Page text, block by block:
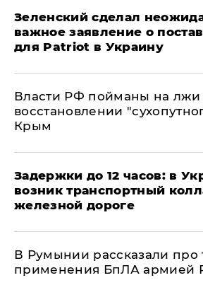
Зеленский сделал
важное заявление о
для Patriot в Украину
Власти РФ пойманы на лжи
восстановлении
Крым
Задержки до 12 часов: в
возник транспортный
железной дороге
В Румынии рассказали про
применения БпЛА армией